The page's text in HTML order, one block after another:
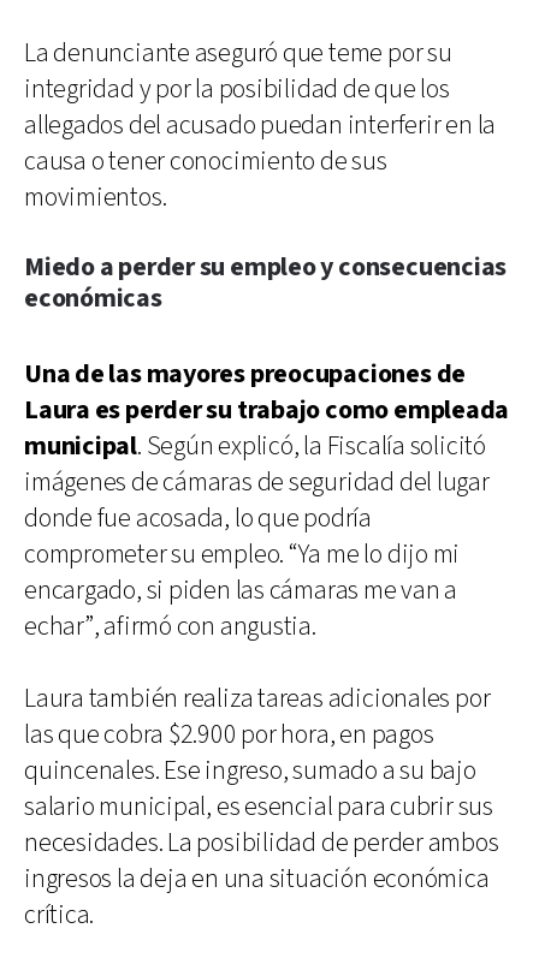
La denunciante aseguró que teme por su
integridad y por la posibilidad de que los
allegados del acusado puedan interferir en la
causa o tener conocimiento de sus
movimientos.
Miedo a perder su empleo y consecuencias
económicas
Una de las mayores preocupaciones de
Laura es perder su trabajo como empleada
municipal. Según explicó, la Fiscalía solicitó
imágenes de cámaras de seguridad del lugar
donde fue acosada, lo que podría
comprometer su empleo. “Ya me lo dijo mi
encargado, si piden las cámaras me van a
echar”, afirmó con angustia.
Laura también realiza tareas adicionales por
las que cobra $2.900 por hora, en pagos
quincenales. Ese ingreso, sumado a su bajo
salario municipal, es esencial para cubrir sus
necesidades. La posibilidad de perder ambos
ingresos la deja en una situación económica
crítica.